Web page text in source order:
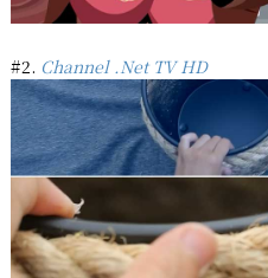
#2. Channel .Net TV HD